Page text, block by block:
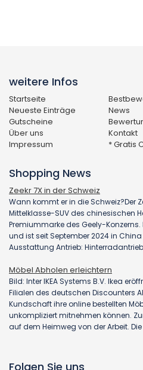
weitere Infos
Startseite
Neueste Einträge
News
Gutscheine
Über uns
Kontakt
Impressum
* Gratis
Shopping News
Zeekr 7X in der Schweiz
Wann kommt er in die Schweiz?Der
Mittelklasse-SUV des chinesischen
Premiummarke des Geely-
und ist seit September 2024 in
Ausstattung Antrieb:
Möbel Abholen erleichtern
Bild: Inter IKEA Systems B.V. Ikea
Filialen des deutschen Discounters
Kundschaft ihre online bestellten
unkompliziert mitnehmen können.
auf dem Heimweg von der Arbeit.
Folgen Sie uns